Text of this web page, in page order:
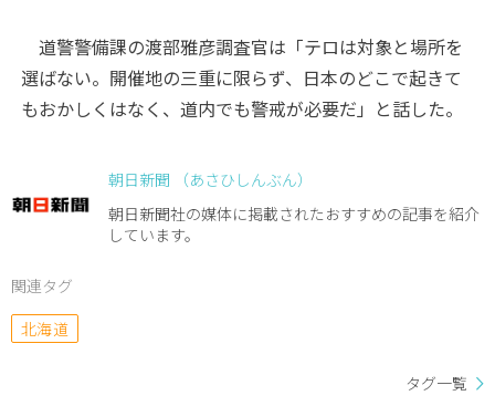
道警警備課の渡部雅彦調査官は「テロは対象と場所を
選ばない。開催地の三重に限らず、日本のどこで起きて
もおかしくはなく、道内でも警戒が必要だ」と話した。
朝日新聞 （あさひしんぶん）
朝日新聞社の媒体に掲載されたおすすめの記事を紹介
しています。
関連タグ
北海道
タグ一覧